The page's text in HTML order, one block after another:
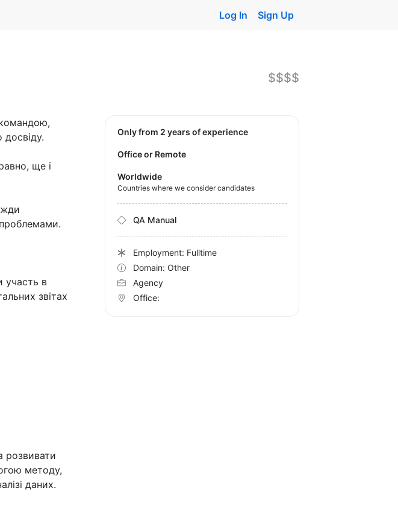
Log In Sign Up
$$$$
ще і
участь в
звітах
розвивати
методу,
даних.
Only from 2 years of experience
Office or Remote
Worldwide
Countries where we consider candidates
QA Manual
Employment: Fulltime
Domain: Other
Agency
Office: